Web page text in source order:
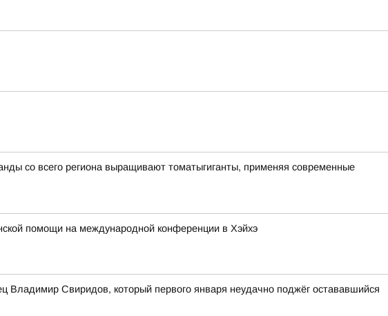
со всего региона выращивают томатыгиганты, применяя современные
помощи на международной конференции в Хэйхэ
Свиридов, который первого января неудачно поджёг остававшийся